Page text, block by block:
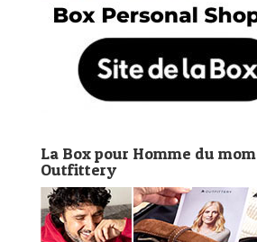
La Box pour Homme du
Outfittery